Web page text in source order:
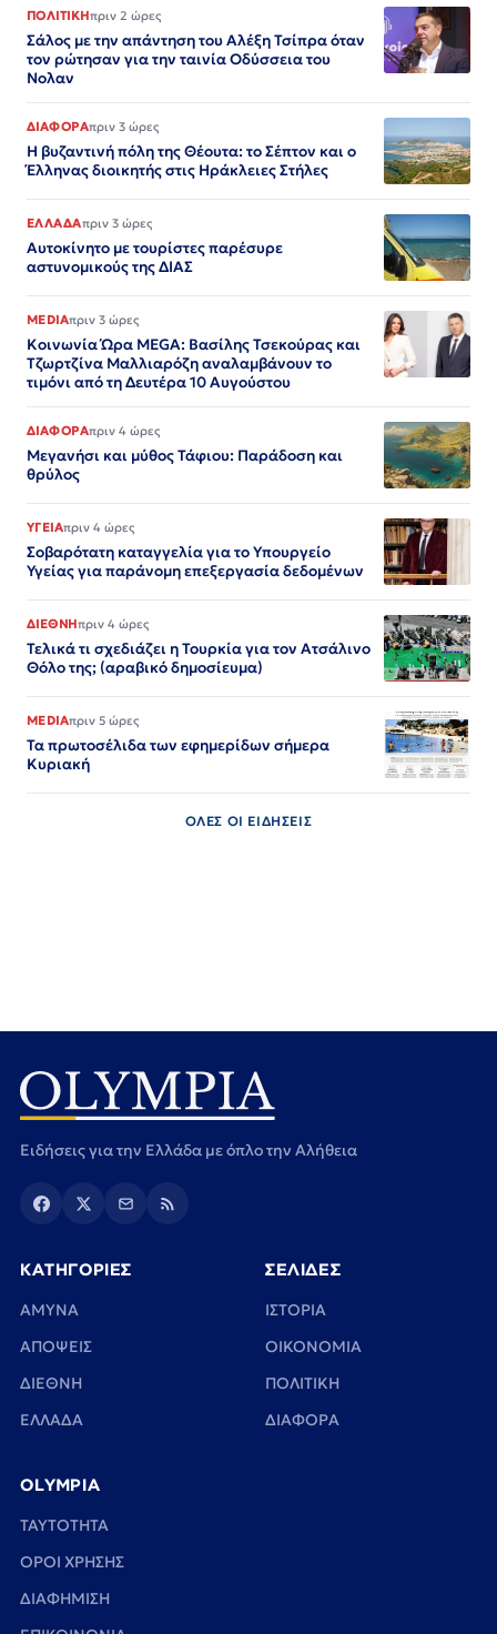
ΠΟΛΙΤΙΚΗπριν 2 ώρες
Σάλος με την απάντηση του Αλέξη Τσίπρα όταν
τον ρώτησαν για την ταινία Οδύσσεια του
Νολαν
ΔΙΑΦΟΡΑπριν 3 ώρες
Η βυζαντινή πόλη της Θέουτα: το Σέπτον και ο
Έλληνας διοικητής στις Ηράκλειες Στήλες
ΕΛΛΑΔΑπριν 3 ώρες
Αυτοκίνητο με τουρίστες παρέσυρε
αστυνομικούς της ΔΙΑΣ
MEDIAπριν 3 ώρες
Κοινωνία Ώρα MEGA: Βασίλης Τσεκούρας και
Τζωρτζίνα Μαλλιαρόζη αναλαμβάνουν το
τιμόνι από τη Δευτέρα 10 Αυγούστου
ΔΙΑΦΟΡΑπριν 4 ώρες
Μεγανήσι και μύθος Τάφιου: Παράδοση και
θρύλος
ΥΓΕΙΑπριν 4 ώρες
Σοβαρότατη καταγγελία για το Υπουργείο
Υγείας για παράνομη επεξεργασία δεδομένων
ΔΙΕΘΝΗπριν 4 ώρες
Τελικά τι σχεδιάζει η Τουρκία για τον Ατσάλινο
Θόλο της; (αραβικό δημοσίευμα)
MEDIAπριν 5 ώρες
Τα πρωτοσέλιδα των εφημερίδων σήμερα
Κυριακή
ΟΛΕΣ ΟΙ ΕΙΔΗΣΕΙΣ
Ειδήσεις για την Ελλάδα με όπλο την Αλήθεια
ΚΑΤΗΓΟΡΙΕΣ
ΑΜΥΝΑ
ΑΠΟΨΕΙΣ
ΔΙΕΘΝΗ
ΕΛΛΑΔΑ
ΣΕΛΙΔΕΣ
ΙΣΤΟΡΙΑ
ΟΙΚΟΝΟΜΙΑ
ΠΟΛΙΤΙΚΗ
ΔΙΑΦΟΡΑ
OLYMPIA
TAYTOTHTA
ΟΡΟΙ ΧΡΗΣΗΣ
ΔΙΑΦΗΜΙΣΗ